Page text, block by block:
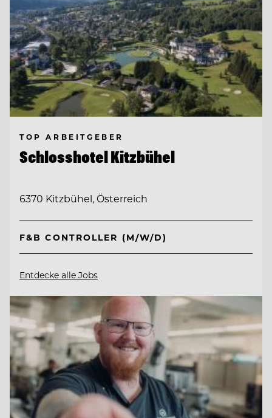
TOP ARBEITGEBER
Schlosshotel Kitzbühel
6370 Kitzbühel, Österreich
F&B CONTROLLER (M/W/D)
Entdecke alle Jobs